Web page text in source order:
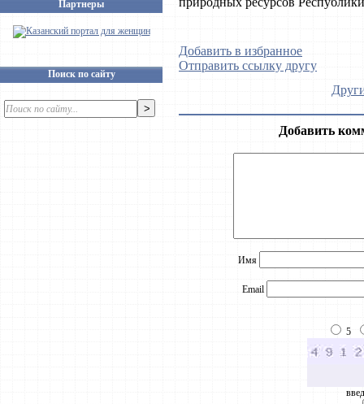
Партнеры
Поиск по сайту
Добавить в избранное
Отправить ссылку другу
Добавить
Имя
Email
5